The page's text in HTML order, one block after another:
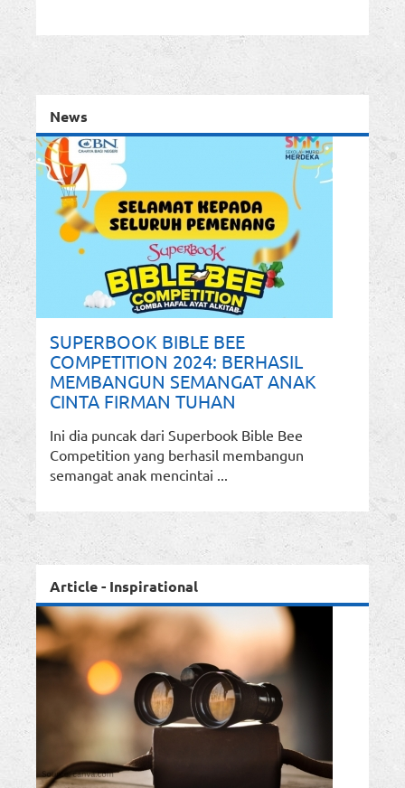
News
SUPERBOOK BIBLE BEE
COMPETITION 2024: BERHASIL
MEMBANGUN SEMANGAT ANAK
CINTA FIRMAN TUHAN
Ini dia puncak dari Superbook Bible Bee
Competition yang berhasil membangun
semangat anak mencintai ...
Article - Inspirational